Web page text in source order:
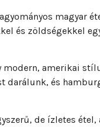
magyar
és zöldségekkel
modern, amerikai
darálunk, és
de ízletes étel,